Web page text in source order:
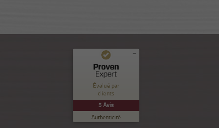
Évalué par
clients
5Avis
Authenticité
Commentaires et expériences des clients pour
Nuance Sion
100
%
Recommandé sur
ProvenExpert.com
EXCELLENT
5.00
/